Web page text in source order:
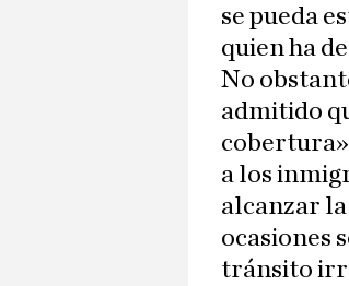
se pueda
quien ha
No
admitido
a los
alcanzar la
ocasiones
tránsito